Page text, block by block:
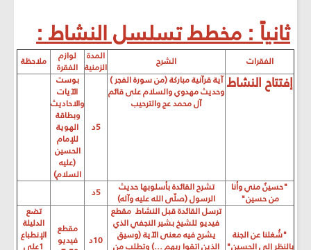
ثانياً : مخطط تسلسل النشاط :
الفقرات الشرح
المدة
الزمنية
لوازم
الفقرة
ملاحظة
إفتتاح النشاط آية قرآنية مباركة (من سورة الفجر )
وحديث مهدوي والسلام على قائم
آل محمد عج والترحيب
5د
بوست
الآيات
والاحاديث
وبطاقة
الهوية
للإمام
الحسين
(عليه
السلام)
"حسينٌ مني وأنا
من حسين"
تشرح القائدة بأسلوبها حديث
الرسول (صلّى الله عليه وآله)
5د
"شُغلنا عن الجنة
بالنظر إلى الحسين"
ترسل القائدة قبل النشاط مقطع
فيديو للشيخ بشير النجفي الذي
يشرح فيه معنى الآية (وسيق
الذين اتقوا ربهم ...) وتطلب من
10د
مقطع
فيديو
تضع
الدليلة
الإنطباع
1على